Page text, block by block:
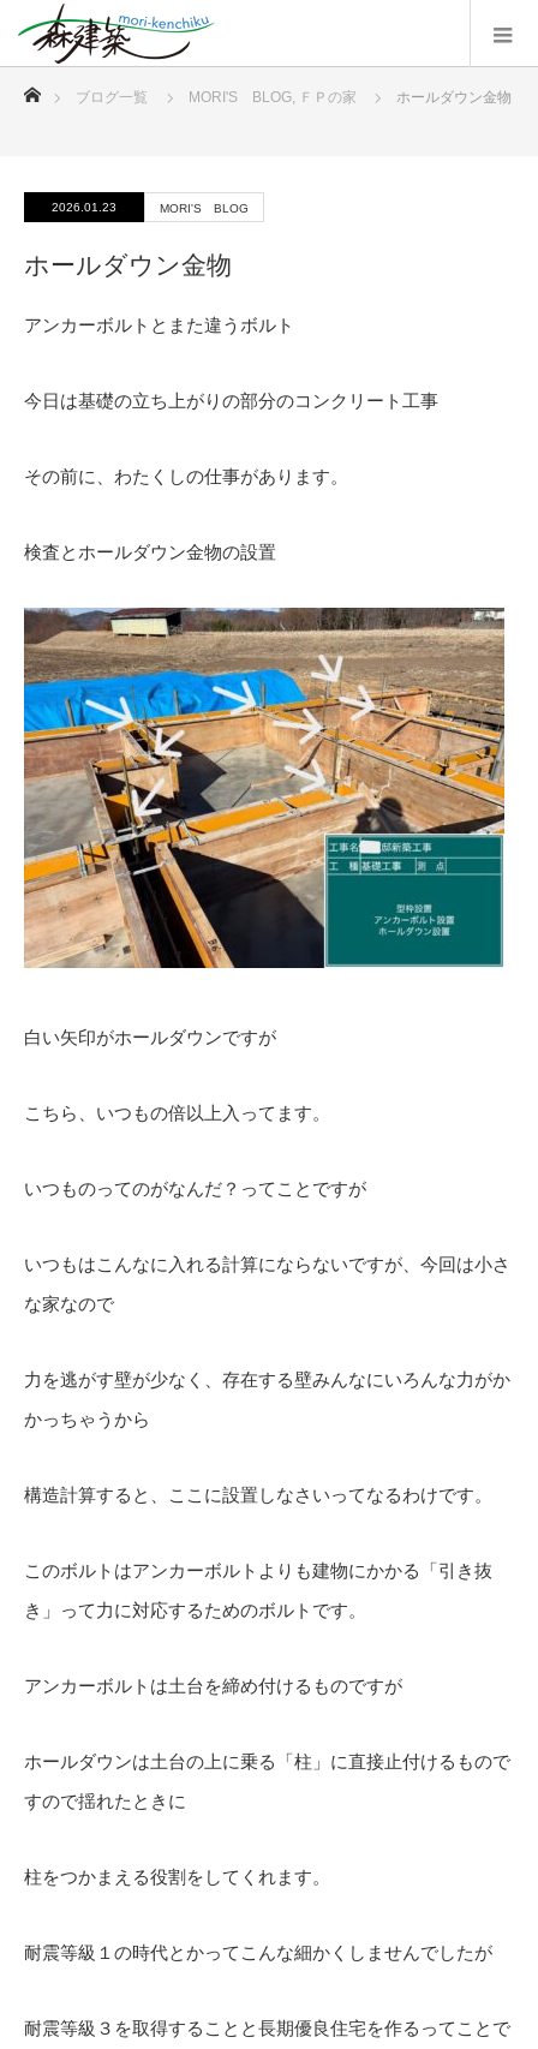
ブログ一覧 MORI'S BLOG, ＦＰの家 ホールダウン金物
2026.01.23 MORI'S BLOG
ホールダウン金物
アンカーボルトとまた違うボルト
今日は基礎の立ち上がりの部分のコンクリート工事
その前に、わたくしの仕事があります。
検査とホールダウン金物の設置
白い矢印がホールダウンですが
こちら、いつもの倍以上入ってます。
いつものってのがなんだ？ってことですが
いつもはこんなに入れる計算にならないですが、今回は小さ
な家なので
力を逃がす壁が少なく、存在する壁みんなにいろんな力がか
かっちゃうから
構造計算すると、ここに設置しなさいってなるわけです。
このボルトはアンカーボルトよりも建物にかかる「引き抜
き」って力に対応するためのボルトです。
アンカーボルトは土台を締め付けるものですが
ホールダウンは土台の上に乗る「柱」に直接止付けるもので
すので揺れたときに
柱をつかまえる役割をしてくれます。
耐震等級１の時代とかってこんな細かくしませんでしたが
耐震等級３を取得することと長期優良住宅を作るってことで